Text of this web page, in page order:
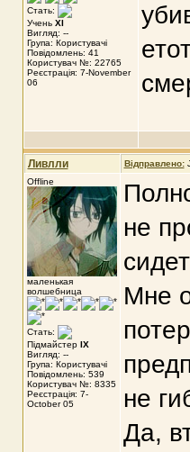
Стать:
Учень XI
Вигляд: --
Група: Користувачі
Повідомлень: 41
Користувач №: 22765
Реєстрація: 7-November
06
Ливлли Відправлено:
Offline
маленькая
волшебница
Стать:
Підмайстер IX
Вигляд: --
Група: Користувачі
Повідомлень: 539
Користувач №: 8335
Реєстрація: 7-
October 05
не
Мне
не
Да,